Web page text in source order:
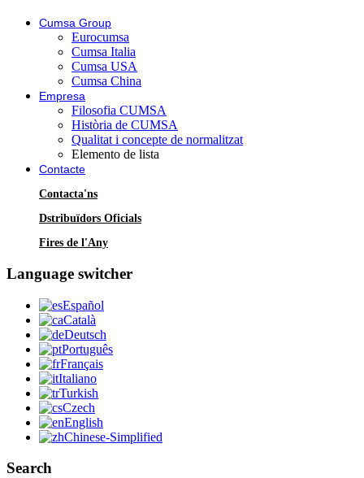
Cumsa Group
Eurocumsa
Cumsa Italia
Cumsa USA
Cumsa China
Empresa
Filosofia CUMSA
Història de CUMSA
Qualitat i concepte de normalitzat
Elemento de lista
Contacte
Contacta'ns
Dstribuïdors Oficials
Fires de l'Any
Language switcher
Español
Català
Deutsch
Português
Français
Italiano
Turkish
Czech
English
Chinese-Simplified
Search